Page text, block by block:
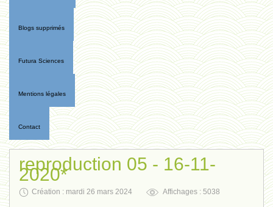
Blogs supprimés
Futura Sciences
Mentions légales
Contact
reproduction 05 - 16-11-
2020*
Création : mardi 26 mars 2024 Affichages : 5038